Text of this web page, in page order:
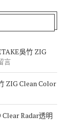
吳竹 ZIG
言
ZIG Clean Color
Clear Radar透明